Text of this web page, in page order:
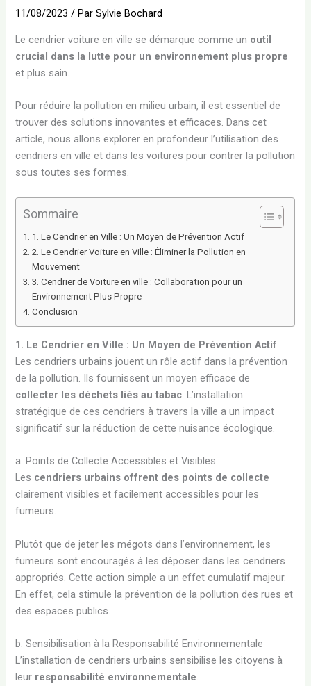
11/08/2023/ ParSylvie Bochard
Le cendrier voiture en ville se démarque comme un outil
crucial dans la lutte pour un environnement plus propre
et plus sain.
Pour réduire la pollution en milieu urbain, il est essentiel de
trouver des solutions innovantes et efficaces. Dans cet
article, nous allons explorer en profondeur l’utilisation des
cendriers en ville et dans les voitures pour contrer la pollution
sous toutes ses formes.
Sommaire
1. Le Cendrier en Ville : Un Moyen de Prévention Actif
2. Le Cendrier Voiture en Ville : Éliminer la Pollution en
Mouvement
3. Cendrier de Voiture en ville : Collaboration pour un
Environnement Plus Propre
Conclusion
1. Le Cendrier en Ville : Un Moyen de Prévention Actif
Les cendriers urbains jouent un rôle actif dans la prévention
de la pollution. Ils fournissent un moyen efficace de
collecter les déchets liés au tabac. L’installation
stratégique de ces cendriers à travers la ville a un impact
significatif sur la réduction de cette nuisance écologique.
a. Points de Collecte Accessibles et Visibles
Les cendriers urbains offrent des points de collecte
clairement visibles et facilement accessibles pour les
fumeurs.
Plutôt que de jeter les mégots dans l’environnement, les
fumeurs sont encouragés à les déposer dans les cendriers
appropriés. Cette action simple a un effet cumulatif majeur.
En effet, cela stimule la prévention de la pollution des rues et
des espaces publics.
b. Sensibilisation à la Responsabilité Environnementale
L’installation de cendriers urbains sensibilise les citoyens à
leur responsabilité environnementale.